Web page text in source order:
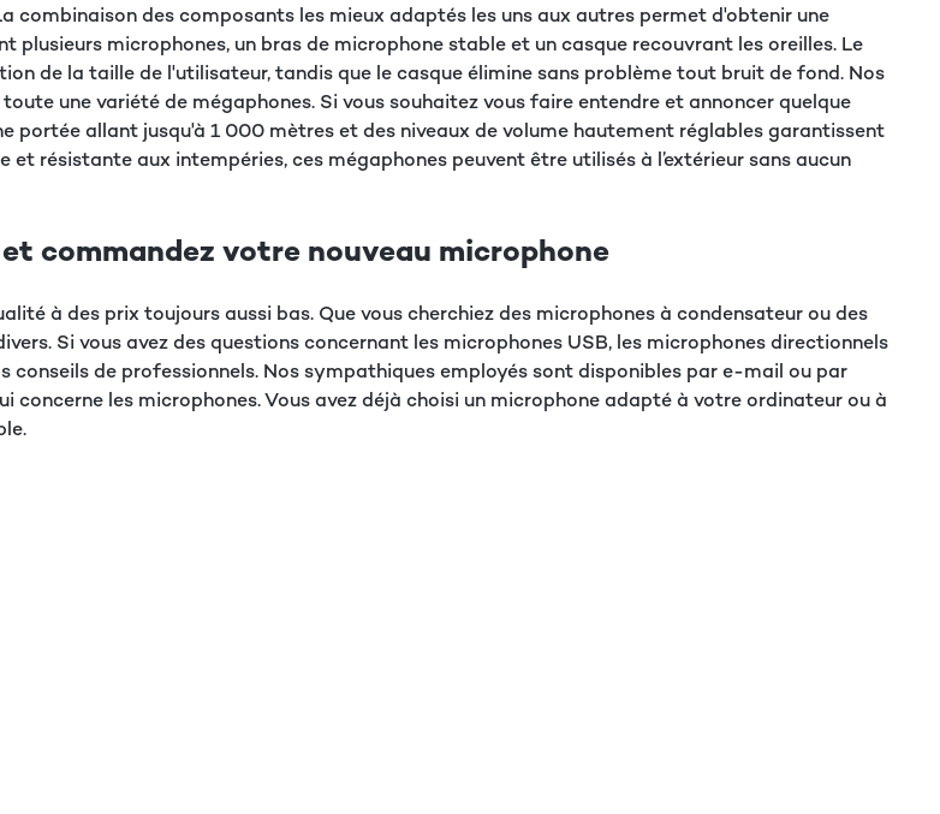
combinaison des composants les mieux adaptés les uns aux autres permet d'obtenir une
plusieurs microphones, un bras de microphone stable et un casque recouvrant les oreilles. Le
de la taille de l'utilisateur, tandis que le casque élimine sans problème tout bruit de fond. Nos
une variété de mégaphones. Si vous souhaitez vous faire entendre et annoncer quelque
portée allant jusqu'à 1 000 mètres et des niveaux de volume hautement réglables garantissent
résistante aux intempéries, ces mégaphones peuvent être utilisés à l’extérieur sans aucun
commandez votre nouveau microphone
à des prix toujours aussi bas. Que vous cherchiez des microphones à condensateur ou des
Si vous avez des questions concernant les microphones USB, les microphones directionnels
conseils de professionnels. Nos sympathiques employés sont disponibles par e-mail ou par
concerne les microphones. Vous avez déjà choisi un microphone adapté à votre ordinateur ou à